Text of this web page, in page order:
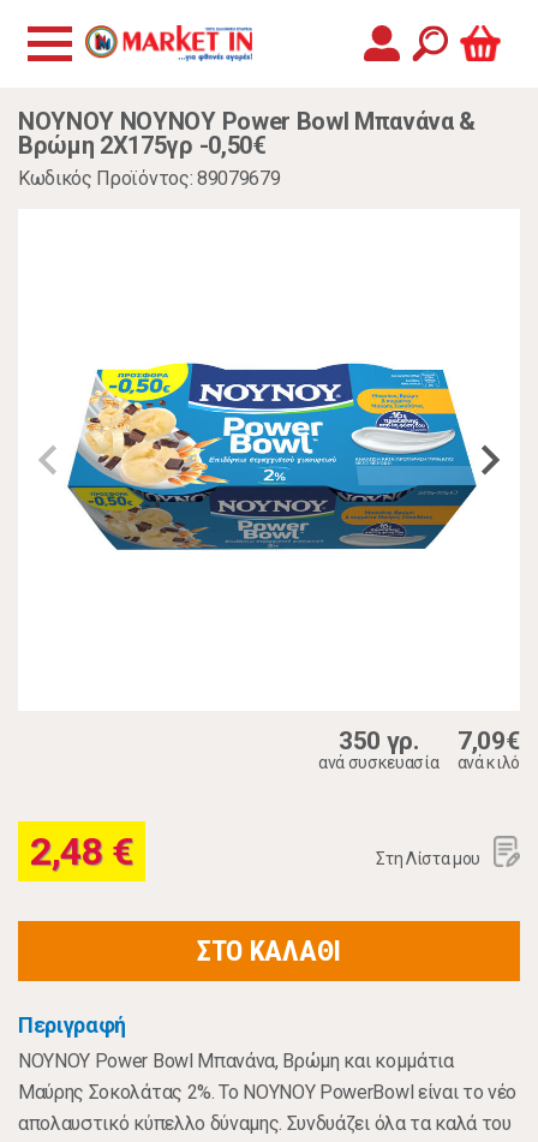
ΝΟΥΝΟΥ ΝΟΥΝΟΥ Power Bowl Μπανάνα &
Βρώμη 2X175γρ -0,50€
Κωδικός Προϊόντος: 89079679
350 γρ.
ανά συσκευασία
7,09€
ανά κιλό
2,48 € Στη Λίστα μου
ΣΤΟ ΚΑΛΑΘΙ
Περιγραφή
NOΥNOΥ Power Bowl Μπανάνα, Βρώμη και κομμάτια
Μαύρης Σοκολάτας 2%. Το ΝΟΥΝΟΥ PowerBowl είναι το νέο
απολαυστικό κύπελλο δύναμης. Συνδυάζει όλα τα καλά του